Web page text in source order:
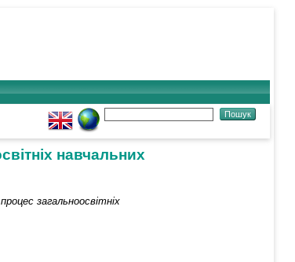
навчальних
загальноосвітніх